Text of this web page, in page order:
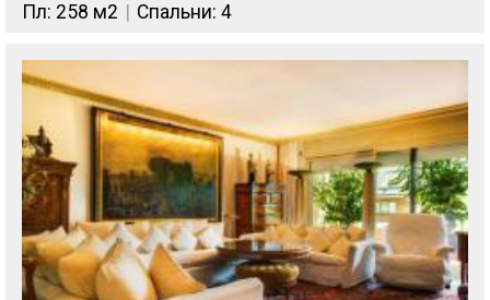
Пл: 258 м2 Спальни: 4